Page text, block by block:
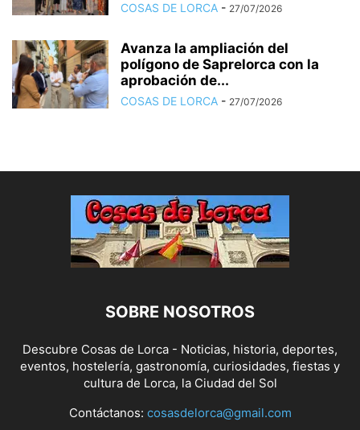
COSAS DE LORCA - 27/07/2026
Avanza la ampliación del
polígono de Saprelorca con la
aprobación de...
COSAS DE LORCA - 27/07/2026
SOBRE NOSOTROS
Descubre Cosas de Lorca - Noticias, historia, deportes,
eventos, hostelería, gastronomía, curiosidades, fiestas y
cultura de Lorca, la Ciudad del Sol
Contáctanos: cosasdelorca@gmail.com